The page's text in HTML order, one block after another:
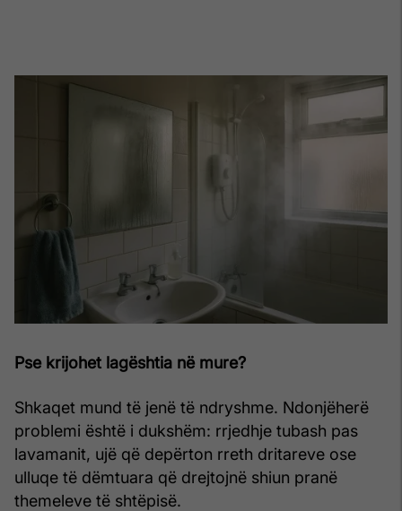
Pse krijohet lagështia në mure?
Shkaqet mund të jenë të ndryshme. Ndonjëherë
problemi është i dukshëm: rrjedhje tubash pas
lavamanit, ujë që depërton rreth dritareve ose
ulluqe të dëmtuara që drejtojnë shiun pranë
themeleve të shtëpisë.